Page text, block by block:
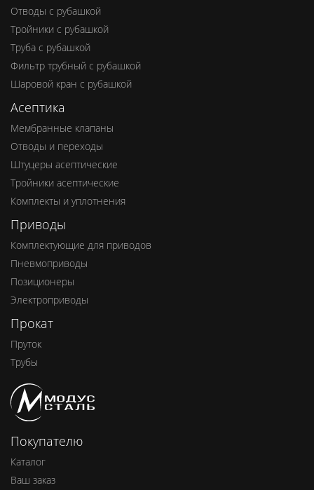
Отводы с рубашкой
Тройники с рубашкой
Труба с рубашкой
Фильтр трубный с рубашкой
Шаровой кран с рубашкой
Асептика
Мембранные клапаны
Отводы и переходы
Штуцеры асептические
Тройники асептические
Комплекты и уплотнения
Приводы
Комплектующие для приводов
Пневмоприводы
Позиционеры
Электроприводы
Прокат
Пруток
Трубы
Покупателю
Каталог
Ваш заказ